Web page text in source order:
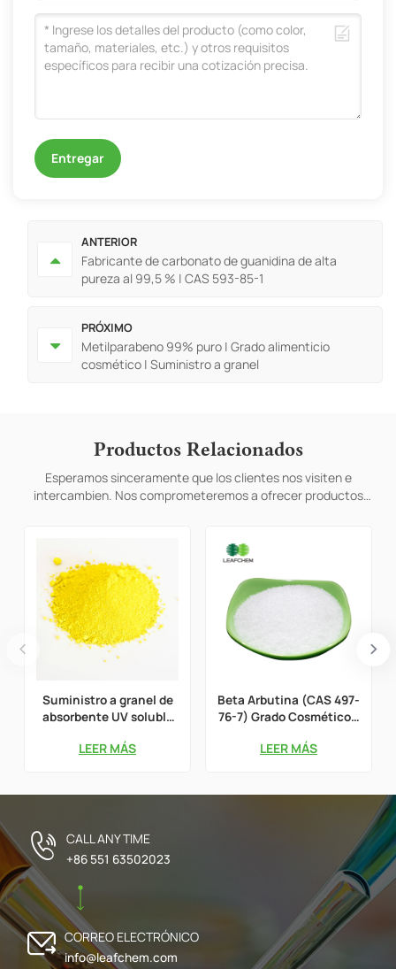
Entregar
ANTERIOR
Fabricante de carbonato de guanidina de alta
pureza al 99,5 % | CAS 593-85-1
PRÓXIMO
Metilparabeno 99% puro | Grado alimenticio
cosmético | Suministro a granel
Productos Relacionados
Esperamos sinceramente que los clientes nos visiten e
intercambien. Nos comprometeremos a ofrecer productos
Suministro a granel de
absorbente UV soluble
(CAS 4065-45-6)
LEER MÁS
Beta Arbutina (CAS 497-
76-7) Grado Cosmético –
Fábrica
LEER MÁS
CALL ANY TIME
+86 551 63502023
CORREO ELECTRÓNICO
info@leafchem.com